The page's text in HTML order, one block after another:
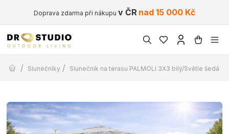
Doprava zdarma při nákupu v ČR nad 15 000 Kč
/ Slunečníky / Slunečník na terasu PALMOLI 3X3 bílý/Světle šedá